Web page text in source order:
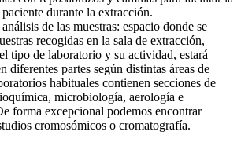
durante la extracción.
de las muestras: espacio donde se
recogidas en la sala de extracción,
tipo de laboratorio y su actividad, estará
diferentes partes según distintas áreas de
habituales contienen secciones de
microbiología, aerología e
forma excepcional podemos encontrar
cromosómicos o cromatografía.